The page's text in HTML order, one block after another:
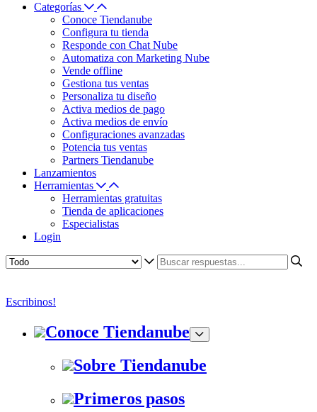
Categorías
Conoce Tiendanube
Configura tu tienda
Responde con Chat Nube
Automatiza con Marketing Nube
Vende offline
Gestiona tus ventas
Personaliza tu diseño
Activa medios de pago
Activa medios de envío
Configuraciones avanzadas
Potencia tus ventas
Partners Tiendanube
Lanzamientos
Herramientas
Herramientas gratuitas
Tienda de aplicaciones
Especialistas
Login
Escribinos!
Conoce Tiendanube
Sobre Tiendanube
Primeros pasos